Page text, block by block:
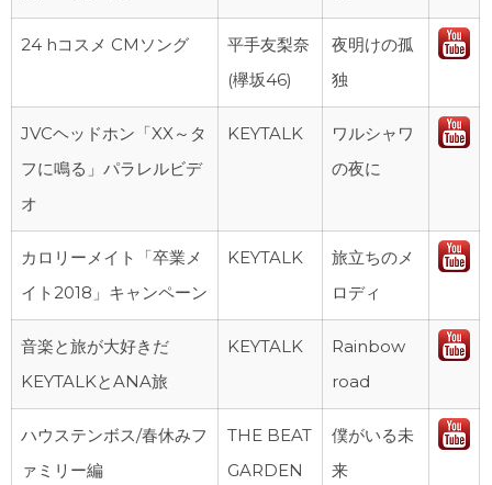
24 hコスメ CMソング
平手友梨奈
(欅坂46)
夜明けの孤
独
JVCヘッドホン「XX～タ
フに鳴る」パラレルビデ
オ
KEYTALK
ワルシャワ
の夜に
カロリーメイト「卒業メ
イト2018」キャンペーン
KEYTALK
旅立ちのメ
ロディ
音楽と旅が大好きだ
KEYTALKとANA旅
KEYTALK
Rainbow
road
ハウステンボス/春休みフ
ァミリー編
THE BEAT
GARDEN
僕がいる未
来